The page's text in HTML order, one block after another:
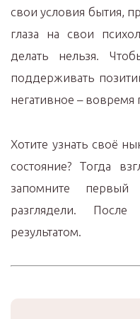
свои условия бытия,
глаза на свои
делать нельзя.
поддерживать
негативное –
Хотите узнать своё
состояние? Тогда
запомните
разглядели.
результатом.